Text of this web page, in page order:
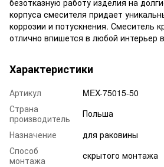
корпуса смесителя придает
коррозии и потускнения. Смеситель
отлично впишется в любой интерьер
Характеристики
Артикул
MEX-75015-50
Страна
производитель
Польша
Назначение
для раковины
Способ
монтажа
скрытого монтажа